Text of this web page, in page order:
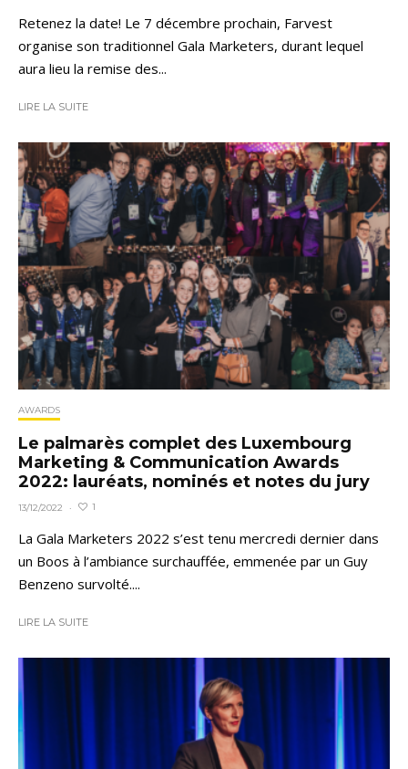
Retenez la date! Le 7 décembre prochain, Farvest
organise son traditionnel Gala Marketers, durant lequel
aura lieu la remise des...
LIRE LA SUITE
AWARDS
Le palmarès complet des Luxembourg
Marketing & Communication Awards
2022: lauréats, nominés et notes du jury
13/12/2022 · 1
La Gala Marketers 2022 s’est tenu mercredi dernier dans
un Boos à l’ambiance surchauffée, emmenée par un Guy
Benzeno survolté....
LIRE LA SUITE